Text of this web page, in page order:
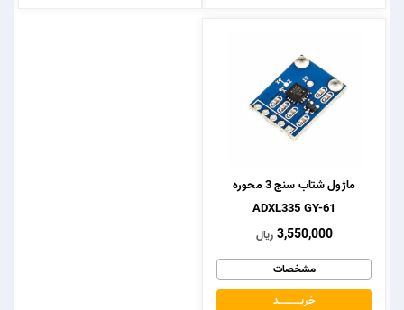
ماژول شتاب سنج 3 محوره
ADXL335 GY-61
3,550,000 ریال
مشخصات
خریــــــــــــد